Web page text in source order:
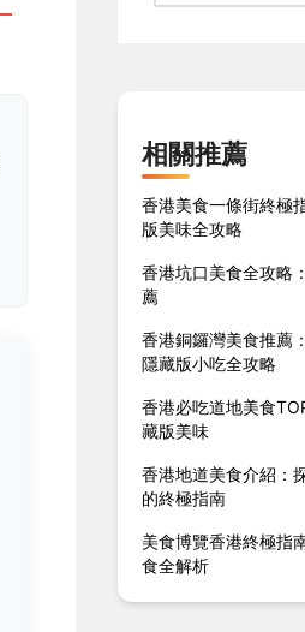
相關推薦
香港美食一條街終極
版美味全攻略
香港坑口美食全攻略
薦
香港銅鑼灣美食推薦
隱藏版小吃全攻略
香港必吃道地美食
藏版美味
香港地道美食介紹：
的終極指南
美食博覽香港終極指
食全解析